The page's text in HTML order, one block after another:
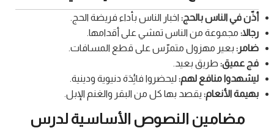
أذّن في الناس بالحج: اخبار الناس بأداء فريضة الحج.
رجالا: مجموعة من الناس تمشي على أقدامها.
ضامر: بعير مهزول متمرّس على قطع المسافات.
فج عميق: طريق بعيد.
ليشهدوا منافع لهم: ليحضروا فائِدَة دنيوية ودينية.
بهيمة الأنعام: يقصد بها كل من البقر والغنم الإبل.
مضامين النصوص الأساسية لدرس